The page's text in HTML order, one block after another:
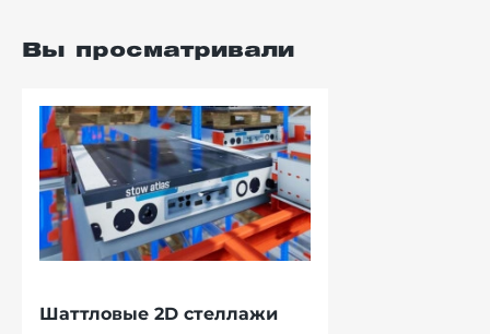
Вы просматривали
Шаттловые 2D стеллажи